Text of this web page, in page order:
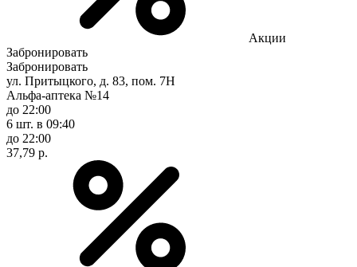
Акции
Забронировать
Забронировать
ул. Притыцкого, д. 83, пом. 7Н
Альфа-аптека №14
до 22:00
6 шт. в 09:40
до 22:00
37,79 р.